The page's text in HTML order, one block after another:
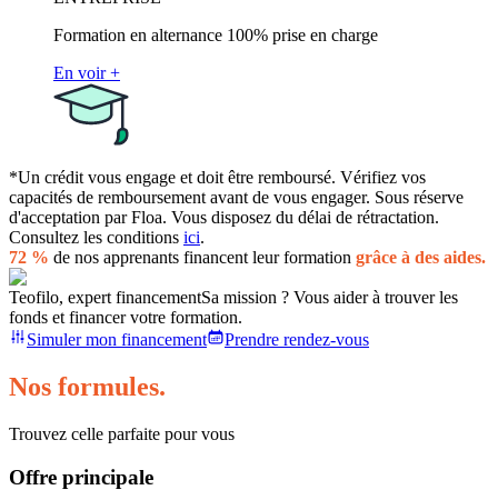
Formation en alternance 100% prise en charge
En voir +
*Un crédit vous engage et doit être remboursé. Vérifiez vos
capacités de remboursement avant de vous engager. Sous réserve
d'acceptation par Floa. Vous disposez du délai de rétractation.
Consultez les conditions ici.
72 % de nos apprenants financent leur formation grâce à des aides.
Teofilo, expert financementSa mission ? Vous aider à trouver les
fonds et financer votre formation.
Simuler mon financement
Prendre rendez-vous
Nos formules.
Trouvez celle parfaite pour vous
Offre principale